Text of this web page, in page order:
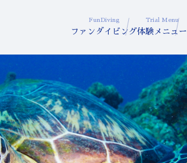
FunDiving
ファンダイビング
Trial Menu
体験メニュー